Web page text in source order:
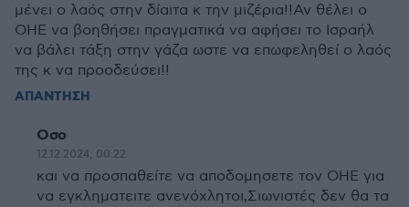
μένει ο λαός στην δίαιτα κ την μιζέρια!!Αν θέλει ο
ΟΗΕ να βοηθήσει πραγματικά να αφήσει το Ισραήλ
να βάλει τάξη στην γάζα ωστε να επωφεληθεί ο λαός
της κ να προοδεύσει!!
ΑΠΑΝΤΗΣΗ
Οσο
12.12.2024, 00:22
και να προσπαθείτε να αποδομησετε τον ΟΗΕ για
να εγκληματειτε ανενόχλητοι,Σιωνιστές δεν θα τα